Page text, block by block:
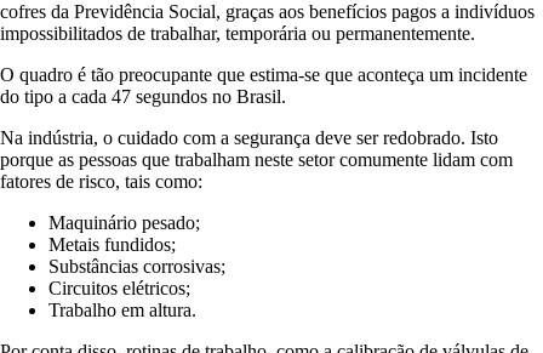
cofres da Previdência Social, graças aos benefícios pagos a indivíduos
impossibilitados de trabalhar, temporária ou permanentemente.
O quadro é tão preocupante que estima-se que aconteça um incidente
do tipo a cada 47 segundos no Brasil.
Na indústria, o cuidado com a segurança deve ser redobrado. Isto
porque as pessoas que trabalham neste setor comumente lidam com
fatores de risco, tais como:
Maquinário pesado;
Metais fundidos;
Substâncias corrosivas;
Circuitos elétricos;
Trabalho em altura.